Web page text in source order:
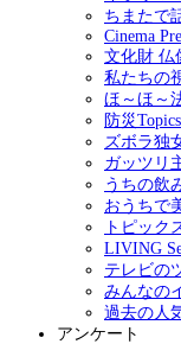
ちまたで
Cinema
文化財 仏
私たちの
ほ～ほ～
防災Topics
ズボラ独
ガッツリ
うちの飲
おうちで
トピック
LIVING
テレビの
みんなの
過去の人
アンケート